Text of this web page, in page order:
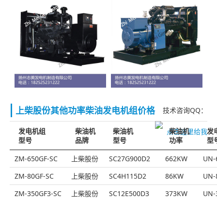
上柴股份其他功率柴油发电机组价格 技术咨询QQ：
发电机组
型号
柴油机
品牌
柴油机
型号
柴油机
功率
发
型
ZM-650GF-SC
上柴股份 SC27G900D2 662KW
ZM-80GF-SC
上柴股份 SC4H115D2 86KW
ZM-350GF3-SC
上柴股份 SC12E500D3 373KW